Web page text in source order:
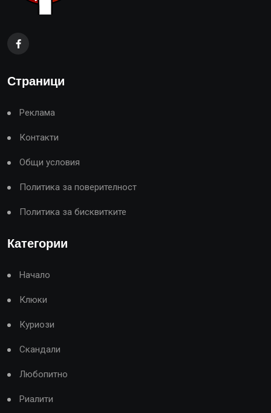
Страници
Реклама
Контакти
Общи условия
Политика за поверителност
Политика за бисквитките
Категории
Начало
Клюки
Куриози
Скандали
Любопитно
Риалити